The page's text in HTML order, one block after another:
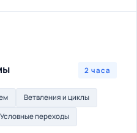
2 часа
Ветвления и циклы
Условные переходы